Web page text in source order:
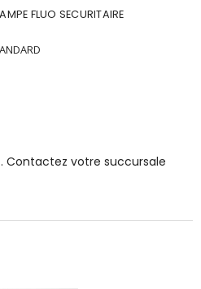
FLUO SECURITAIRE
Contactez votre succursale